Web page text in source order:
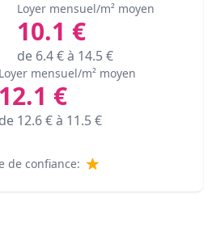
Loyer mensuel/m² moyen
10.1 €
de 6.4€ à 14.5€
Loyer mensuel/m² moyen
12.1 €
de 12.6€ à 11.5€
de confiance: